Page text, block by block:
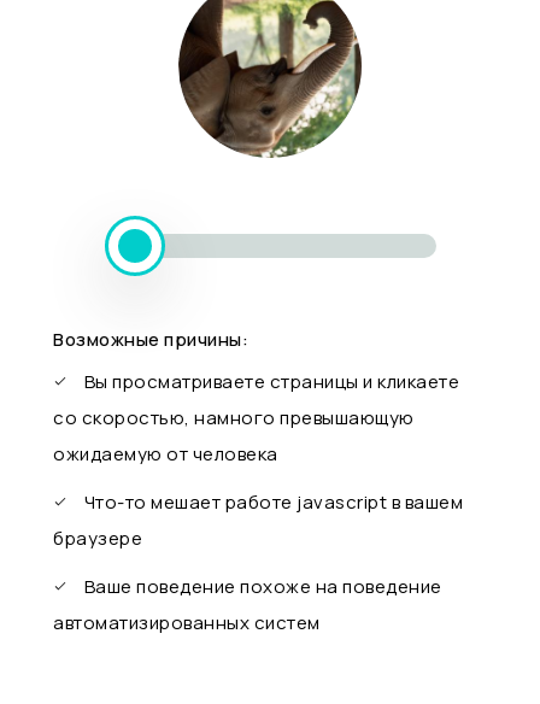
Возможные причины:
Вы просматриваете страницы и кликаете
со скоростью, намного превышающую
ожидаемую от человека
Что-то мешает работе javascript в вашем
браузере
Ваше поведение похоже на поведение
автоматизированных систем